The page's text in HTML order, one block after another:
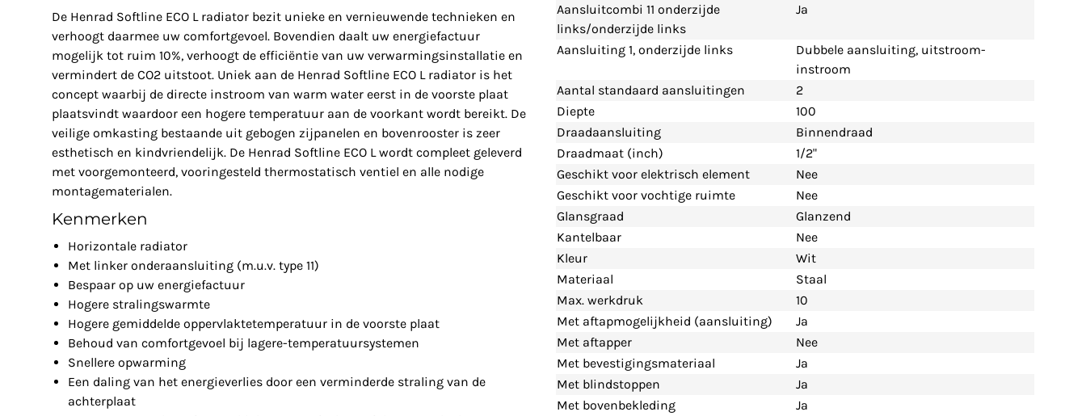
De Henrad Softline ECO L radiator bezit unieke en vernieuwende technieken en
verhoogt daarmee uw comfortgevoel. Bovendien daalt uw energiefactuur
mogelijk tot ruim 10%, verhoogt de efficiëntie van uw verwarmingsinstallatie en
vermindert de CO2 uitstoot. Uniek aan de Henrad Softline ECO L radiator is het
concept waarbij de directe instroom van warm water eerst in de voorste plaat
plaatsvindt waardoor een hogere temperatuur aan de voorkant wordt bereikt. De
veilige omkasting bestaande uit gebogen zijpanelen en bovenrooster is zeer
esthetisch en kindvriendelijk. De Henrad Softline ECO L wordt compleet geleverd
met voorgemonteerd, vooringesteld thermostatisch ventiel en alle nodige
montagematerialen.
Kenmerken
Horizontale radiator
Met linker onderaansluiting (m.u.v. type 11)
Bespaar op uw energiefactuur
Hogere stralingswarmte
Hogere gemiddelde oppervlaktetemperatuur in de voorste plaat
Behoud van comfortgevoel bij lagere-temperatuursystemen
Snellere opwarming
Een daling van het energieverlies door een verminderde straling van de
achterplaat
Aansluitcombi 11 onderzijde
links/onderzijde links
Ja
Aansluiting 1, onderzijde links
Dubbele aansluiting, uitstroom-
instroom
Aantal standaard aansluitingen
2
Diepte
100
Draadaansluiting
Binnendraad
Draadmaat (inch)
1/2"
Geschikt voor elektrisch element
Nee
Geschikt voor vochtige ruimte
Nee
Glansgraad
Glanzend
Kantelbaar
Nee
Kleur
Wit
Materiaal
Staal
Max. werkdruk
10
Met aftapmogelijkheid (aansluiting)
Ja
Met aftapper
Nee
Met bevestigingsmateriaal
Ja
Met blindstoppen
Ja
Met bovenbekleding
Ja